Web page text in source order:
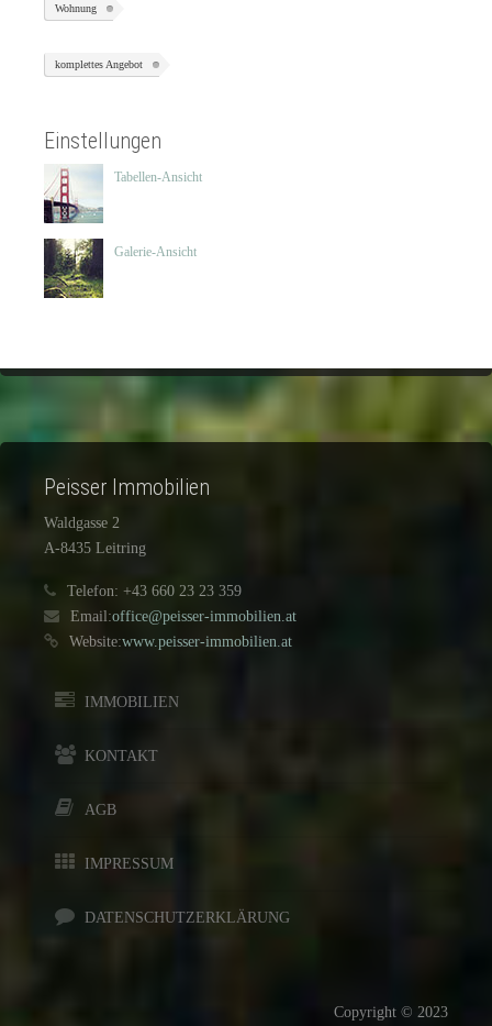
Wohnung
komplettes Angebot
Einstellungen
Tabellen-Ansicht
Galerie-Ansicht
Peisser Immobilien
Waldgasse 2
A-8435 Leitring
Telefon: +43 660 23 23 359
Email:office@peisser-immobilien.at
Website:www.peisser-immobilien.at
IMMOBILIEN
KONTAKT
AGB
IMPRESSUM
DATENSCHUTZERKLÄRUNG
Copyright © 2023